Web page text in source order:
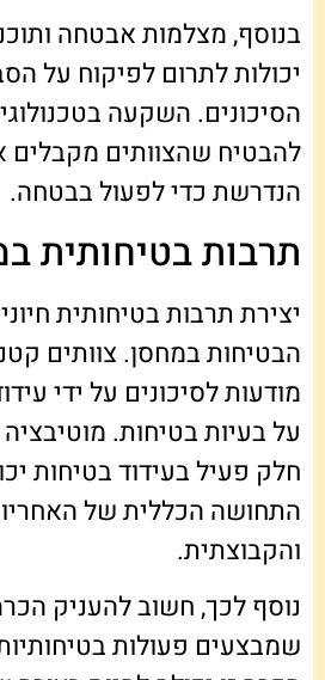
בנוסף, מצלמות אבטחה
יכולות לתרום לפיקוח על
הסיכונים. השקעה
להבטיח שהצוותים
הנדרשת כדי לפעול בבטחה.
תרבות בטיחותית
יצירת תרבות בטיחותית
הבטיחות במחסן. צוותים
מודעות לסיכונים על ידי
על בעיות בטיחות.
חלק פעיל בעידוד בטיחות
התחושה הכללית של
והקבוצתית.
נוסף לכך, חשוב להעניק
שמבצעים פעולות